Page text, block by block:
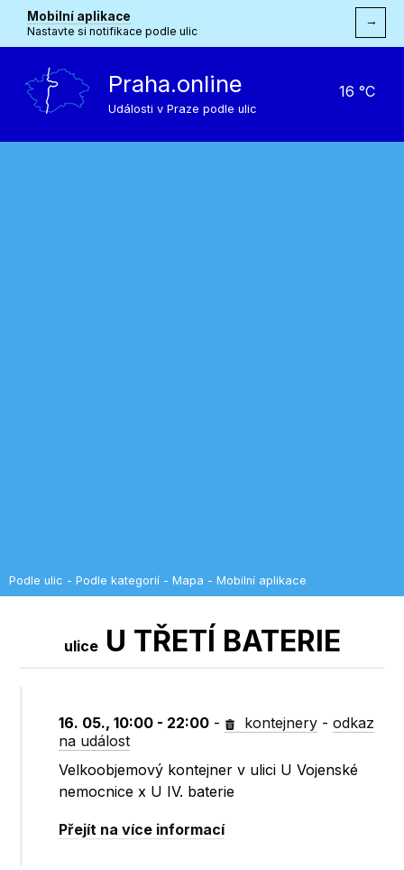
Mobilní aplikace
Nastavte si notifikace podle ulic
→
Praha.online
Události v Praze podle ulic
16 °C
Podle ulic - Podle kategorií - Mapa - Mobilní aplikace
uliceU TŘETÍ BATERIE
16. 05., 10:00 - 22:00 - kontejnery -odkaz
na událost
Velkoobjemový kontejner v ulici U Vojenské
nemocnice x U IV. baterie
Přejít na více informací